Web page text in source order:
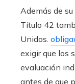
Además de
Título 42
Unidos.
exigir que los
evaluación
antes de que